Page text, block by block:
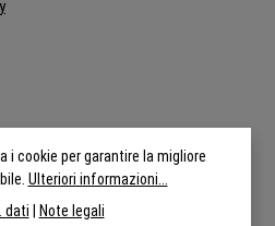
dal contratto
i cookie per garantire la migliore
Ulteriori informazioni...
dati
Note legali